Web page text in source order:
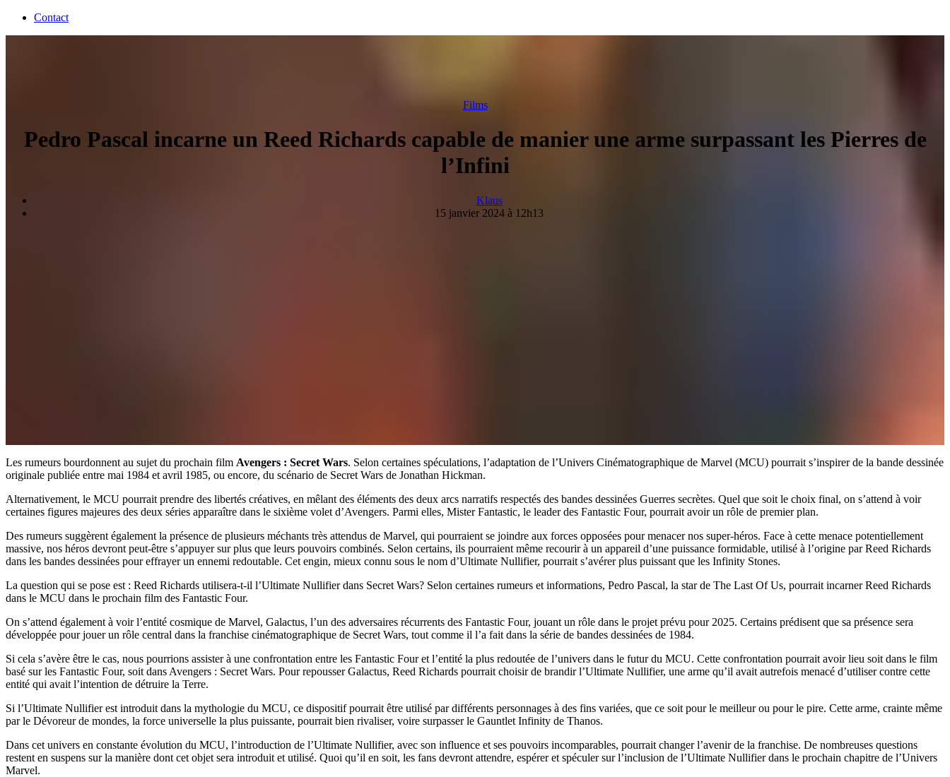
Contact
Films
Pedro Pascal incarne un Reed Richards capable de manier une arme surpassant les Pierres de
l’Infini
Klaus
15 janvier 2024 à 12h13
Les rumeurs bourdonnent au sujet du prochain film Avengers : Secret Wars. Selon certaines spéculations, l’adaptation de l’Univers Cinématographique de Marvel (MCU) pourrait s’inspirer de la bande dessinée
originale publiée entre mai 1984 et avril 1985, ou encore, du scénario de Secret Wars de Jonathan Hickman.
Alternativement, le MCU pourrait prendre des libertés créatives, en mêlant des éléments des deux arcs narratifs respectés des bandes dessinées Guerres secrètes. Quel que soit le choix final, on s’attend à voir
certaines figures majeures des deux séries apparaître dans le sixième volet d’Avengers. Parmi elles, Mister Fantastic, le leader des Fantastic Four, pourrait avoir un rôle de premier plan.
Des rumeurs suggèrent également la présence de plusieurs méchants très attendus de Marvel, qui pourraient se joindre aux forces opposées pour menacer nos super-héros. Face à cette menace potentiellement
massive, nos héros devront peut-être s’appuyer sur plus que leurs pouvoirs combinés. Selon certains, ils pourraient même recourir à un appareil d’une puissance formidable, utilisé à l’origine par Reed Richards
dans les bandes dessinées pour effrayer un ennemi redoutable. Cet engin, mieux connu sous le nom d’Ultimate Nullifier, pourrait s’avérer plus puissant que les Infinity Stones.
La question qui se pose est : Reed Richards utilisera-t-il l’Ultimate Nullifier dans Secret Wars? Selon certaines rumeurs et informations, Pedro Pascal, la star de The Last Of Us, pourrait incarner Reed Richards
dans le MCU dans le prochain film des Fantastic Four.
On s’attend également à voir l’entité cosmique de Marvel, Galactus, l’un des adversaires récurrents des Fantastic Four, jouant un rôle dans le projet prévu pour 2025. Certains prédisent que sa présence sera
développée pour jouer un rôle central dans la franchise cinématographique de Secret Wars, tout comme il l’a fait dans la série de bandes dessinées de 1984.
Si cela s’avère être le cas, nous pourrions assister à une confrontation entre les Fantastic Four et l’entité la plus redoutée de l’univers dans le futur du MCU. Cette confrontation pourrait avoir lieu soit dans le film
basé sur les Fantastic Four, soit dans Avengers : Secret Wars. Pour repousser Galactus, Reed Richards pourrait choisir de brandir l’Ultimate Nullifier, une arme qu’il avait autrefois menacé d’utiliser contre cette
entité qui avait l’intention de détruire la Terre.
Si l’Ultimate Nullifier est introduit dans la mythologie du MCU, ce dispositif pourrait être utilisé par différents personnages à des fins variées, que ce soit pour le meilleur ou pour le pire. Cette arme, crainte même
par le Dévoreur de mondes, la force universelle la plus puissante, pourrait bien rivaliser, voire surpasser le Gauntlet Infinity de Thanos.
Dans cet univers en constante évolution du MCU, l’introduction de l’Ultimate Nullifier, avec son influence et ses pouvoirs incomparables, pourrait changer l’avenir de la franchise. De nombreuses questions
restent en suspens sur la manière dont cet objet sera introduit et utilisé. Quoi qu’il en soit, les fans devront attendre, espérer et spéculer sur l’inclusion de l’Ultimate Nullifier dans le prochain chapitre de l’Univers
Marvel.